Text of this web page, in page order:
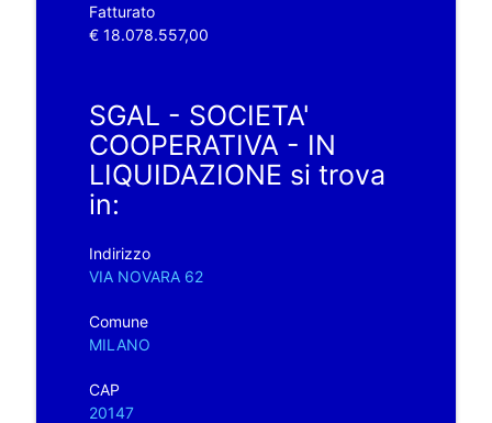
Fatturato
€ 18.078.557,00
SGAL - SOCIETA'
COOPERATIVA - IN
LIQUIDAZIONE si trova
in:
Indirizzo
VIA NOVARA 62
Comune
MILANO
CAP
20147